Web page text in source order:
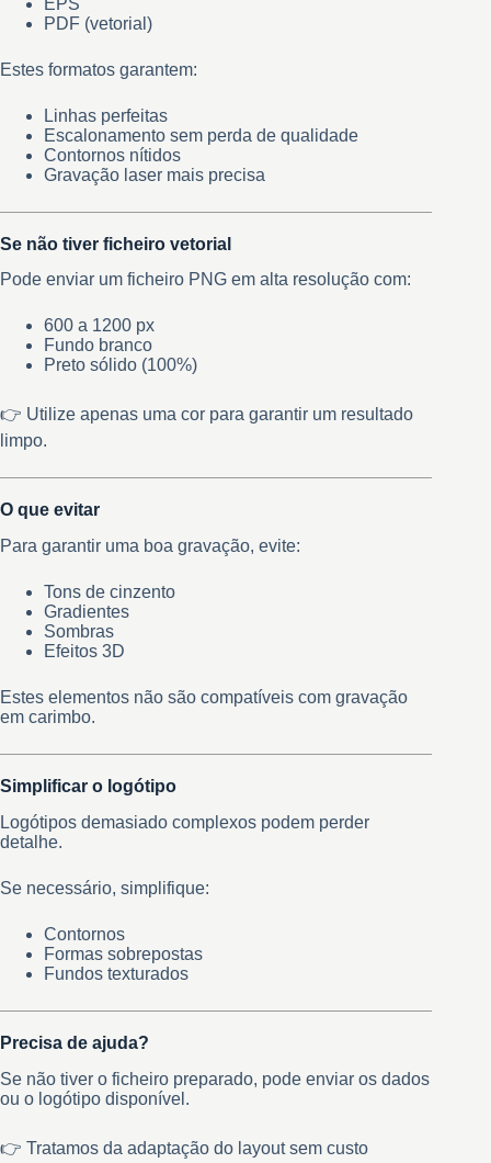
PDF (vetorial)
Estes formatos garantem:
Linhas perfeitas
Escalonamento sem perda de qualidade
Contornos nítidos
Gravação laser mais precisa
Se não tiver ficheiro vetorial
Pode enviar um ficheiro PNG em alta resolução com:
600 a 1200 px
Fundo branco
Preto sólido (100%)
👉 Utilize apenas uma cor para garantir um resultado
limpo.
O que evitar
Para garantir uma boa gravação, evite:
Tons de cinzento
Gradientes
Sombras
Efeitos 3D
Estes elementos não são compatíveis com gravação
em carimbo.
Simplificar o logótipo
Logótipos demasiado complexos podem perder
detalhe.
Se necessário, simplifique:
Contornos
Formas sobrepostas
Fundos texturados
Precisa de ajuda?
Se não tiver o ficheiro preparado, pode enviar os dados
ou o logótipo disponível.
👉 Tratamos da adaptação do layout sem custo